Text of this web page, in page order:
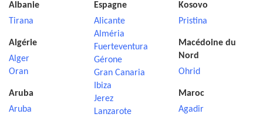
Albanie
Tirana
Algérie
Alger
Oran
Aruba
Aruba
Espagne
Alicante
Alméria
Fuerteventura
Gérone
Gran Canaria
Ibiza
Jerez
Lanzarote
Kosovo
Pristina
Macédoine du
Nord
Ohrid
Maroc
Agadir